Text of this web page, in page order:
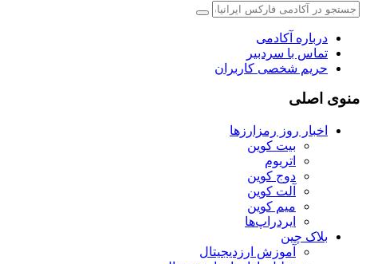
درباره آکادمی
تماس با سردبیر
حریم شخصی کاربران
منوی اصلی
اخبار روز رمزارزها
بیت کوین
اتریوم
دوج کوین
آلت کوین
میم کوین‌
ایردراپ‌ها
بلاک چین
آموزش ارزدیجیتال